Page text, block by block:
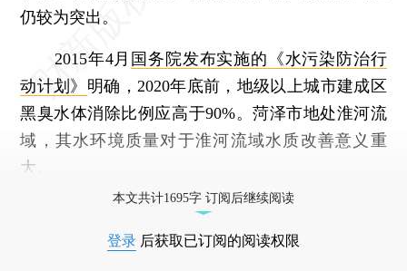
仍较为突出。
2015年4月 国务院发布实施的《水污染防治行
动计划》 明确，2020年底前，地级以上城市建成区
黑臭水体消除比例应高于90%。菏泽市地处淮河流
域，其水环境质量对于淮河流域水质改善意义重
大。
本文共计1695字 订阅后继续阅读
登录 后获取已订阅的阅读权限